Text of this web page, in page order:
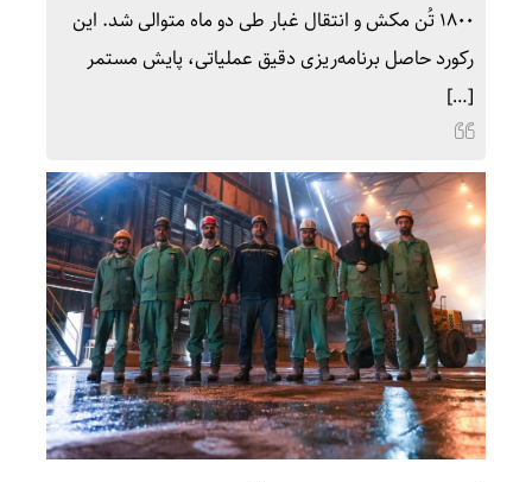
۱۸۰۰ تُن مکش و انتقال غبار طی دو ماه متوالی شد. این
رکورد حاصل برنامه‌ریزی دقیق عملیاتی، پایش مستمر
[…]